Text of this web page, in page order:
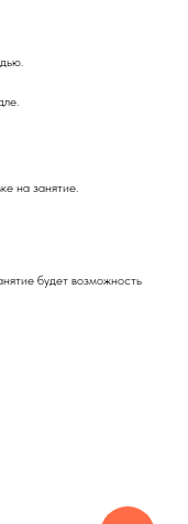
на занятие.
будет возможность